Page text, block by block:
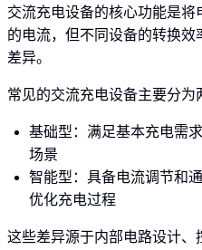
交流充电设备的核心功能是
的电流，但不同设备的转换
差异。
常见的交流充电设备主要分为
基础型：满足基本充电需
场景
智能型：具备电流调节和
优化充电过程
这些差异源于内部电路设计